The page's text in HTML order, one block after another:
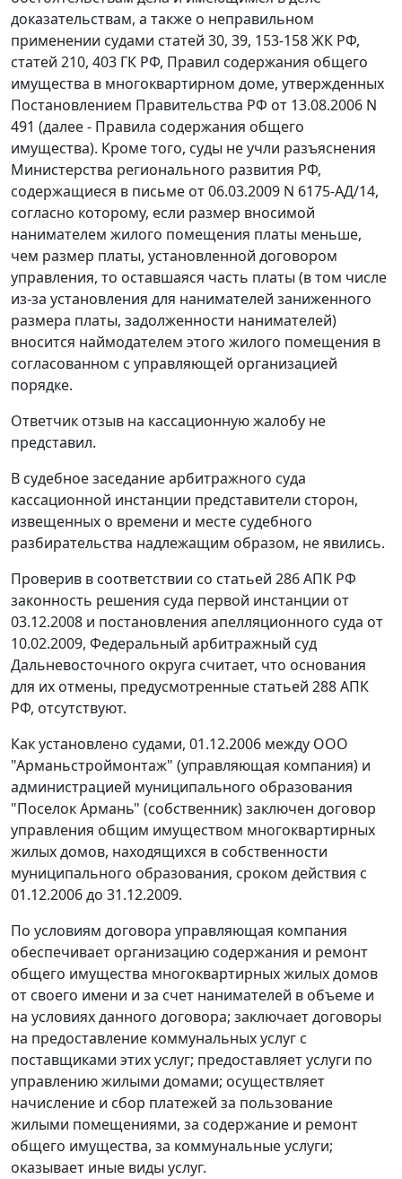
доказательствам, а также о неправильном
применении судами статей 30, 39, 153-158ЖК РФ,
статей 210, 403 ГК РФ, Правил содержания общего
имущества в многоквартирном доме, утвержденных
Постановлением Правительства РФ от 13.08.2006 N
491 (далее - Правила содержания общего
имущества). Кроме того, суды не учли разъяснения
Министерства регионального развития РФ,
содержащиеся в письме от 06.03.2009 N 6175-АД/14,
согласно которому, если размер вносимой
нанимателем жилого помещения платы меньше,
чем размер платы, установленной договором
управления, то оставшаяся часть платы (в том числе
из-за установления для нанимателей заниженного
размера платы, задолженности нанимателей)
вносится наймодателем этого жилого помещения в
согласованном с управляющей организацией
порядке.
Ответчик отзыв на кассационную жалобу не
представил.
В судебное заседание арбитражного суда
кассационной инстанции представители сторон,
извещенных о времени и месте судебного
разбирательства надлежащим образом, не явились.
Проверив в соответствии со статьей 286АПК РФ
законность решения суда первой инстанции от
03.12.2008 и постановления апелляционного суда от
10.02.2009, Федеральный арбитражный суд
Дальневосточного округа считает, что основания
для их отмены, предусмотренные статьей 288АПК
РФ, отсутствуют.
Как установлено судами, 01.12.2006 между ООО
"Арманьстроймонтаж" (управляющая компания) и
администрацией муниципального образования
"Поселок Армань" (собственник) заключен договор
управления общим имуществом многоквартирных
жилых домов, находящихся в собственности
муниципального образования, сроком действия с
01.12.2006 до 31.12.2009.
По условиям договора управляющая компания
обеспечивает организацию содержания и ремонт
общего имущества многоквартирных жилых домов
от своего имени и за счет нанимателей в объеме и
на условиях данного договора; заключает договоры
на предоставление коммунальных услуг с
поставщиками этих услуг; предоставляет услуги по
управлению жилыми домами; осуществляет
начисление и сбор платежей за пользование
жилыми помещениями, за содержание и ремонт
общего имущества, за коммунальные услуги;
оказывает иные виды услуг.